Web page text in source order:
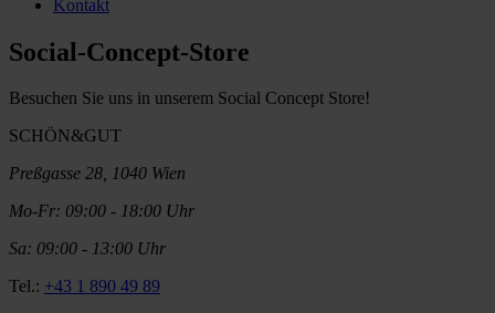
Kontakt
Social-Concept-Store
Besuchen Sie uns in unserem Social Concept Store!
SCHÖN&GUT
Preßgasse 28, 1040 Wien
Mo-Fr: 09:00 - 18:00 Uhr
Sa: 09:00 - 13:00 Uhr
Tel.: +43 1 890 49 89